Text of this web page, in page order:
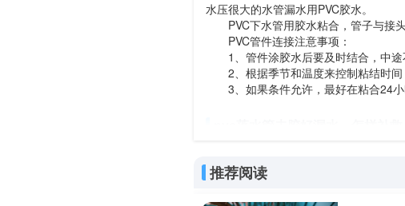
水压很大的水管漏水用PVC胶水。
PVC下水管用胶水粘合，管子与接头
PVC管件连接注意事项：
1、管件涂胶水后要及时结合，中途
2、根据季节和温度来控制粘结时间
3、如果条件允许，最好在粘合24小
pvc落水管未胶好漏水，怎样补
头，达到胶合的效果。
尽量不使用玻璃胶，家装中一般使用玻
与墙面的缝隙处等等，这些地方要用不
推荐阅读